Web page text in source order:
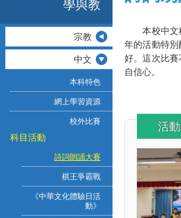
本校中文科
年的活動特
好。這次比
自信心。
活
學與教
宗教
中文
本科特色
網上學習資源
校外比賽
科目活動
詩詞朗誦大賽
棋王爭霸戰
《中華文化體驗日活
動》